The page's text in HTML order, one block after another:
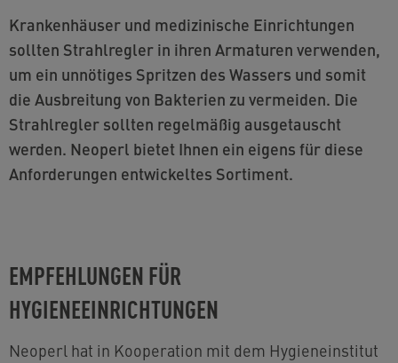
Krankenhäuser und medizinische Einrichtungen
sollten Strahlregler in ihren Armaturen verwenden,
um ein unnötiges Spritzen des Wassers und somit
die Ausbreitung von Bakterien zu vermeiden. Die
Strahlregler sollten regelmäßig ausgetauscht
werden. Neoperl bietet Ihnen ein eigens für diese
Anforderungen entwickeltes Sortiment.
EMPFEHLUNGEN FÜR
HYGIENEEINRICHTUNGEN
Neoperl hat in Kooperation mit dem Hygieneinstitut